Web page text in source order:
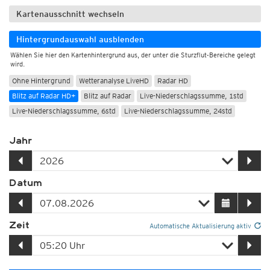
Kartenausschnitt wechseln
Hintergrundauswahl ausblenden
Wählen Sie hier den Kartenhintergrund aus, der unter die Sturzflut-Bereiche gelegt
wird.
Ohne Hintergrund Wetteranalyse LiveHD
Radar HD
Blitz auf Radar HD+
Blitz auf Radar
Live-Niederschlagssumme, 1std
Live-Niederschlagssumme, 6std
Live-Niederschlagssumme, 24std
Jahr
Datum
Zeit Automatische Aktualisierung aktiv